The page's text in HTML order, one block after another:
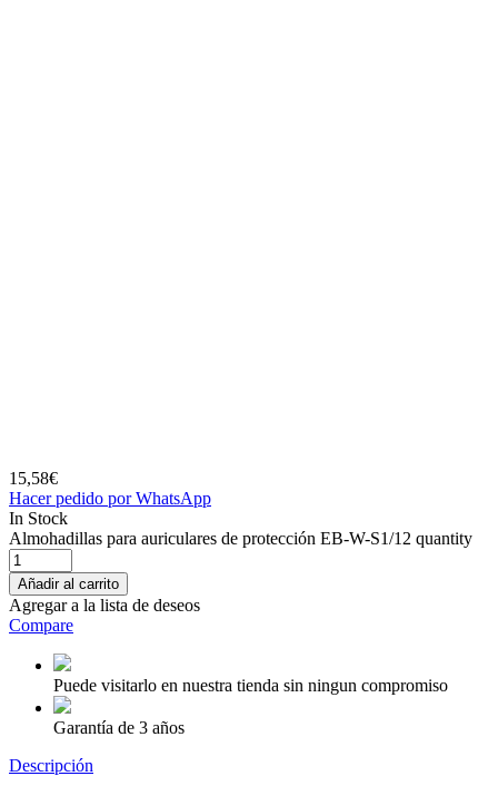
15,58€
Hacer pedido por WhatsApp
In Stock
Almohadillas para auriculares de protección EB-W-S1/12 quantity
Añadir al carrito
Agregar a la lista de deseos
Compare
Puede visitarlo en nuestra tienda sin ningun compromiso
Garantía de 3 años
Descripción